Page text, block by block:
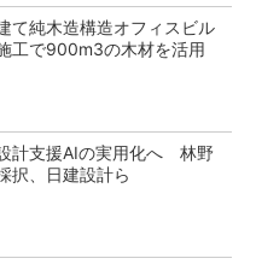
て純木造構造オフィスビル
工で900m3の木材を活用
計支援AIの実用化へ 林野
択、日建設計ら